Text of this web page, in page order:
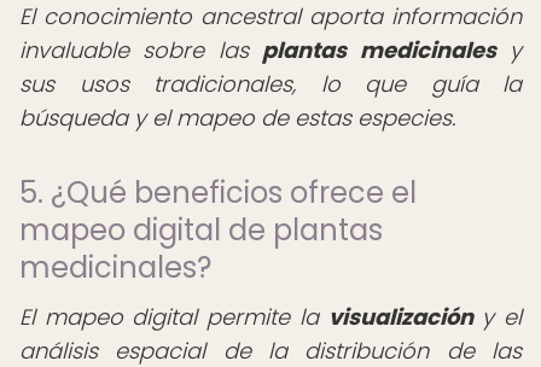
El conocimiento ancestral aporta información
invaluable sobre las plantas medicinalesy
sus usos tradicionales, lo que guía la
búsqueda y el mapeo de estas especies.
5. ¿Qué beneficios ofrece el
mapeo digital de plantas
medicinales?
El mapeo digital permite la visualizacióny el
análisis espacial de la distribución de las